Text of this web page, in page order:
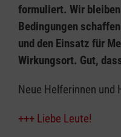
formuliert. Wir
Bedingungen
und den Einsatz für
Wirkungsort. Gut,
Neue Helferinnen und
+++ Liebe Leute!